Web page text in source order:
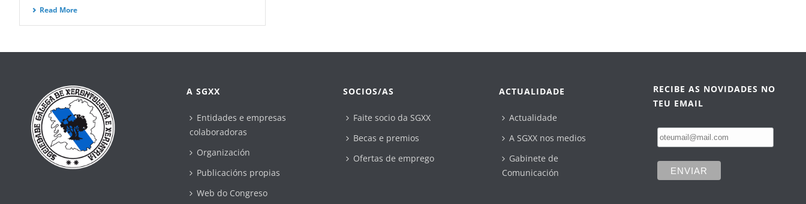
Read More
A SGXX
Entidades e empresas
colaboradoras
Organización
Publicacións propias
Web do Congreso
SOCIOS/AS
Faite socio da SGXX
Becas e premios
Ofertas de emprego
ACTUALIDADE
Actualidade
A SGXX nos medios
Gabinete de
Comunicación
RECIBE AS NOVIDADES NO
TEU EMAIL